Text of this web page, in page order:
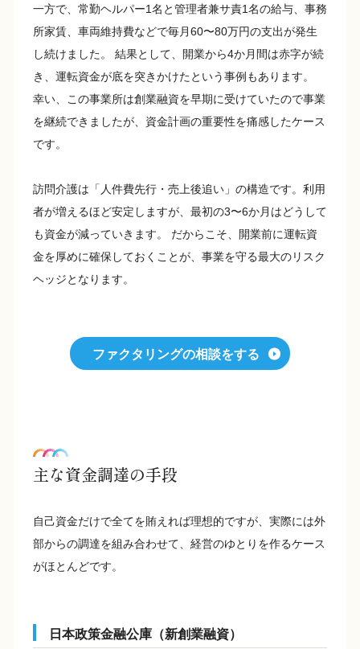
一方で、常勤ヘルパー1名と管理者兼サ責1名の給与、事務
所家賃、車両維持費などで毎月60〜80万円の支出が発生
し続けました。 結果として、開業から4か月間は赤字が続
き、運転資金が底を突きかけたという事例もあります。
幸い、この事業所は創業融資を早期に受けていたので事業
を継続できましたが、資金計画の重要性を痛感したケース
です。
訪問介護は「人件費先行・売上後追い」の構造です。利用
者が増えるほど安定しますが、最初の3〜6か月はどうして
も資金が減っていきます。 だからこそ、開業前に運転資
金を厚めに確保しておくことが、事業を守る最大のリスク
ヘッジとなります。
ファクタリングの相談をする
主な資金調達の手段
自己資金だけで全てを賄えれば理想的ですが、実際には外
部からの調達を組み合わせて、経営のゆとりを作るケース
がほとんどです。
日本政策金融公庫（新創業融資）